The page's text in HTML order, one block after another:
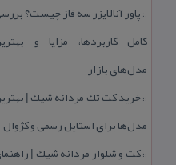
:: پاور آنالایزر سه فاز چیست؟
كامل كاربردها، مزایا و
مدل‌های بازار
::خرید كت تك مردانه شیك |
مدل‌ها برای استایل رسمی و كژوال
::كت و شلوار مردانه شیك |